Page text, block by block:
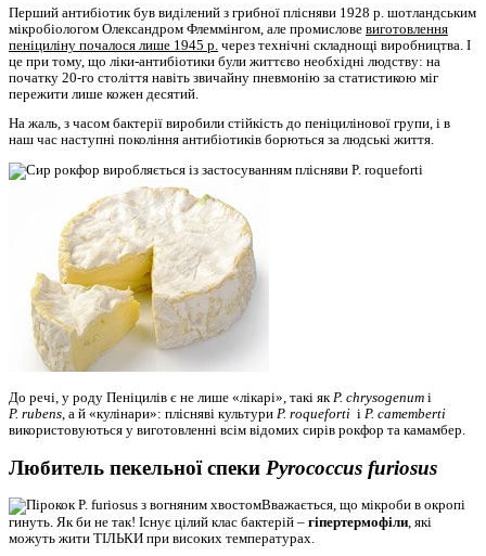
Перший антибіотик був виділений з грибної плісняви 1928 р. шотландським
мікробіологом Олександром Флеммінгом, але промислове виготовлення
пеніциліну почалося лише 1945 р. через технічні складнощі виробництва. І
це при тому, що ліки-антибіотики були життєво необхідні людству: на
початку 20-го століття навіть звичайну пневмонію за статистикою міг
пережити лише кожен десятий.
На жаль, з часом бактерії виробили стійкість до пеніцилінової групи, і в
наш час наступні покоління антибіотиків борються за людські життя.
До речі, у роду Пеніцилів є не лише «лікарі», такі якP. chrysogenum і
P. rubens, а й «кулінари»: плісняві культури P. roqueforti і P. camemberti
використовуються у виготовленні всім відомих сирів рокфор та камамбер.
Любитель пекельної спеки Pyrococcus furiosus
Вважається, що мікроби в окропі
гинуть. Як би не так! Існує цілий клас бактерій – гіпертермофіли, які
можуть жити ТІЛЬКИ при високих температурах.